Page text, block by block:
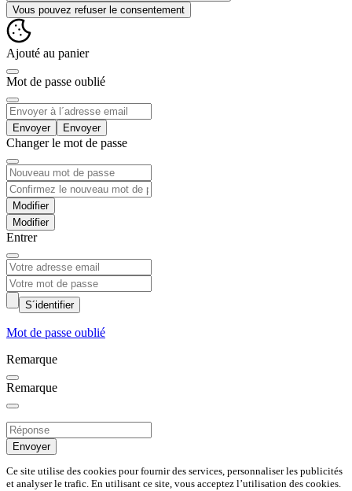
Vous pouvez refuser le consentement
Ajouté au panier
Mot de passe oublié
Envoyer
Changer le mot de passe
Modifier
Entrer
S´identifier
Mot de passe oublié
Remarque
Remarque
Envoyer
Ce site utilise des cookies pour fournir des services, personnaliser les publicités
et analyser le trafic. En utilisant ce site, vous acceptez l’utilisation des cookies.